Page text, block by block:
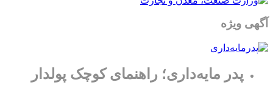
آگهی ویژه
پدر مایه‌داری؛ راهنمای کوچک پولدار